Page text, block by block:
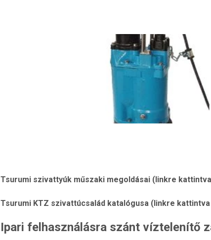
Tsurumi szivattyúk műszaki megoldásai (linkre
Tsurumi KTZ szivattúcsalád katalógusa (linkre
Ipari felhasználásra szánt víztelenítő